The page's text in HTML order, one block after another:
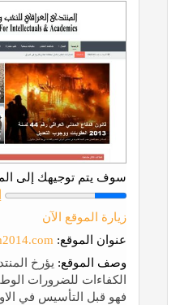
سوف يتم توجيهك إلى الموقع
زيارة الموقع الآن
عنوان الموقع:
وصف الموقع: يؤرخ
الكفاءات للضرورات
فهو قبل التأسيس في